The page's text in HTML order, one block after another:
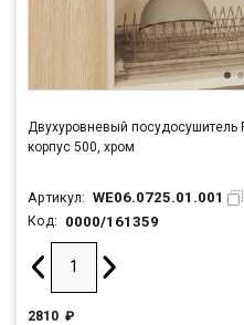
Двухуровневый посудосушитель
корпус 500, хром
Артикул: WE06.0725.01.001
Код: 0000/161359
2810 ₽